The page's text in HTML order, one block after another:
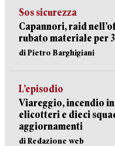
Sos sicurezza
Capannori, raid
rubato materiale per
di Pietro Barghigiani
L’episodio
Viareggio, incendio
elicotteri e dieci
aggiornamenti
di Redazione web